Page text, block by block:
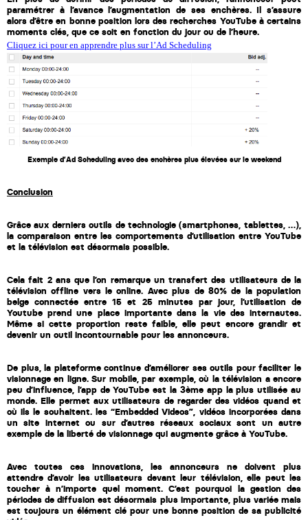
paramétrer à l’avance l’augmentation de ses enchères. Il s’assure
alors d’être en bonne position lors des recherches YouTube à certains
moments clés, que ce soit en fonction du jour ou de l’heure.
Cliquez ici pour en apprendre plus sur l’Ad Scheduling
Exemple d’Ad Scheduling avec des enchères plus élevées sur le weekend
Conclusion
Grâce aux derniers outils de technologie (smartphones, tablettes, …),
la comparaison entre les comportements d’utilisation entre YouTube
et la télévision est désormais possible.
Cela fait 2 ans que l’on remarque un transfert des utilisateurs de la
télévision offline vers le online. Avec plus de 80% de la population
belge connectée entre 15 et 25 minutes par jour, l’utilisation de
Youtube prend une place importante dans la vie des internautes.
Même si cette proportion reste faible, elle peut encore grandir et
devenir un outil incontournable pour les annonceurs.
De plus, la plateforme continue d’améliorer ses outils pour faciliter le
visionnage en ligne. Sur mobile, par exemple, où la télévision a encore
peu d’influence, l’app de YouTube est la 3ème app la plus utilisée au
monde. Elle permet aux utilisateurs de regarder des vidéos quand et
où ils le souhaitent. les “Embedded Videos”, vidéos incorporées dans
un site internet ou sur d’autres réseaux sociaux sont un autre
exemple de la liberté de visionnage qui augmente grâce à YouTube.
Avec toutes ces innovations, les annonceurs ne doivent plus
attendre d’avoir les utilisateurs devant leur télévision, elle peut les
toucher à n’importe quel moment. C’est pourquoi la gestion des
périodes de diffusion est désormais plus importante, plus variée mais
est toujours un élément clé pour une bonne position de sa publicité